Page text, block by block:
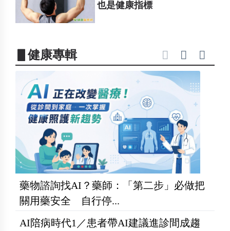
也是健康指標
▋健康專輯
藥物諮詢找AI？藥師：「第二步」必做把
關用藥安全 自行停...
AI陪病時代1／患者帶AI建議進診間成趨